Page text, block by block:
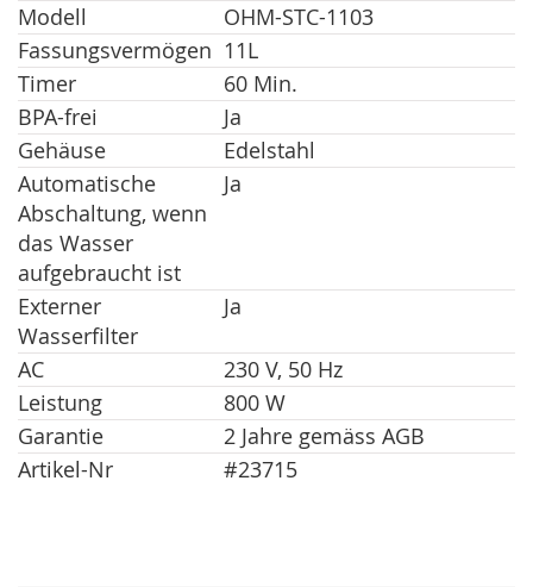
Modell
OHM-STC-1103
Fassungsvermögen 11L
Timer
60 Min.
BPA-frei
Ja
Gehäuse
Edelstahl
Automatische
Abschaltung, wenn
das Wasser
aufgebraucht ist
Ja
Externer
Wasserfilter
Ja
AC
230 V, 50 Hz
Leistung
800 W
Garantie
2 Jahre gemäss AGB
Artikel-Nr
#23715